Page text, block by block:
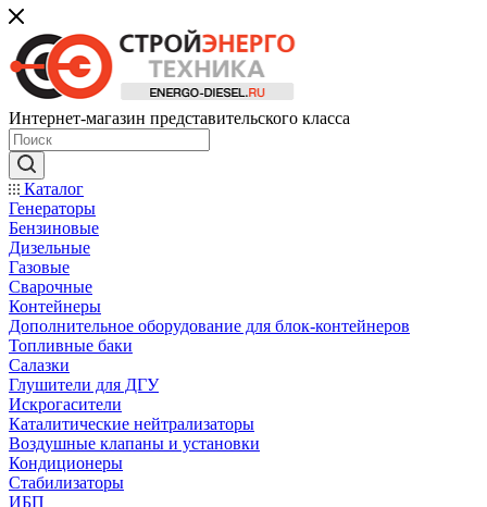
Интернет-магазин представительского класса
Каталог
Генераторы
Бензиновые
Дизельные
Газовые
Сварочные
Контейнеры
Дополнительное оборудование для блок-контейнеров
Топливные баки
Салазки
Глушители для ДГУ
Искрогасители
Каталитические нейтрализаторы
Воздушные клапаны и установки
Кондиционеры
Стабилизаторы
ИБП